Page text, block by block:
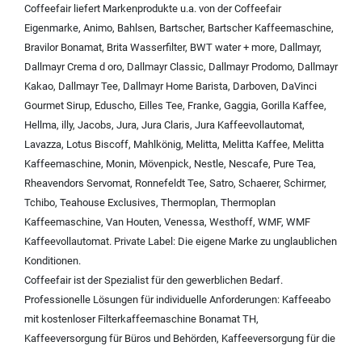
Coffeefair liefert Markenprodukte u.a. von derCoffeefair
Eigenmarke, Animo, Bahlsen, Bartscher, Bartscher Kaffeemaschine,
Bravilor Bonamat, Brita Wasserfilter, BWT water + more, Dallmayr,
Dallmayr Crema d oro, Dallmayr Classic, Dallmayr Prodomo, Dallmayr
Kakao, Dallmayr Tee, Dallmayr Home Barista, Darboven, DaVinci
Gourmet Sirup, Eduscho, Eilles Tee, Franke, Gaggia, Gorilla Kaffee,
Hellma, illy, Jacobs, Jura, Jura Claris, Jura Kaffeevollautomat,
Lavazza, Lotus Biscoff, Mahlkönig, Melitta, Melitta Kaffee, Melitta
Kaffeemaschine, Monin, Mövenpick, Nestle, Nescafe, Pure Tea,
Rheavendors Servomat, Ronnefeldt Tee, Satro, Schaerer, Schirmer,
Tchibo, Teahouse Exclusives, Thermoplan, Thermoplan
Kaffeemaschine, Van Houten, Venessa, Westhoff, WMF, WMF
Kaffeevollautomat. Private Label: Die eigene Marke zu unglaublichen
Konditionen.
Coffeefair ist der Spezialist für den gewerblichen Bedarf.
Professionelle Lösungen für individuelle Anforderungen: Kaffeeabo
mit kostenloser Filterkaffeemaschine Bonamat TH,
Kaffeeversorgung für Büros und Behörden, Kaffeeversorgung für die